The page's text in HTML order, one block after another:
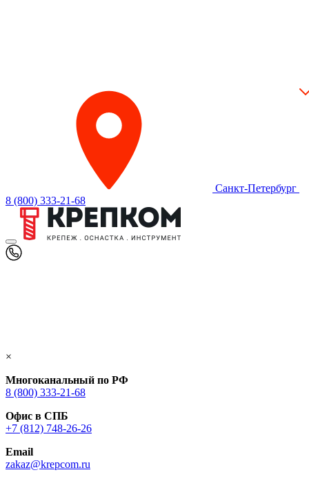
Санкт-Петербург
8 (800) 333-21-68
×
Многоканальный по РФ
8 (800) 333‑21-68
Офис в СПБ
+7 (812) 748‑26-26
Email
zakaz@krepcom.ru